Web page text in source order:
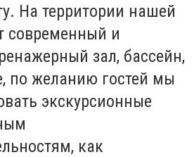
На территории нашей
современный и
зал, бассейн,
по желанию гостей мы
экскурсионные
как